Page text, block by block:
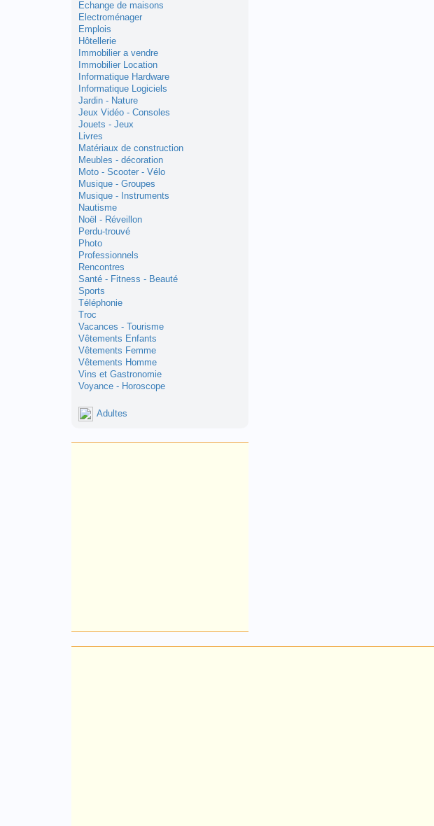
Echange de maisons
Electroménager
Emplois
Hôtellerie
Immobilier a vendre
Immobilier Location
Informatique Hardware
Informatique Logiciels
Jardin - Nature
Jeux Vidéo - Consoles
Jouets - Jeux
Livres
Matériaux de construction
Meubles - décoration
Moto - Scooter - Vélo
Musique - Groupes
Musique - Instruments
Nautisme
Noël - Réveillon
Perdu-trouvé
Photo
Professionnels
Rencontres
Santé - Fitness - Beauté
Sports
Téléphonie
Troc
Vacances - Tourisme
Vêtements Enfants
Vêtements Femme
Vêtements Homme
Vins et Gastronomie
Voyance - Horoscope
Adultes